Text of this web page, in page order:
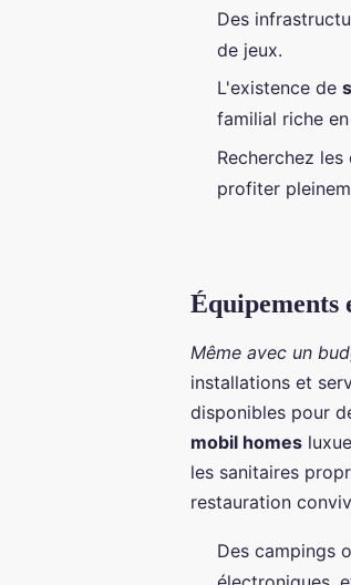
Des
de jeux.
L'existence de
familial riche
Recherchez
profiter
Équipements
Même avec un
installations et
disponibles pour
mobil homes
les sanitaires
restauration
Des campings